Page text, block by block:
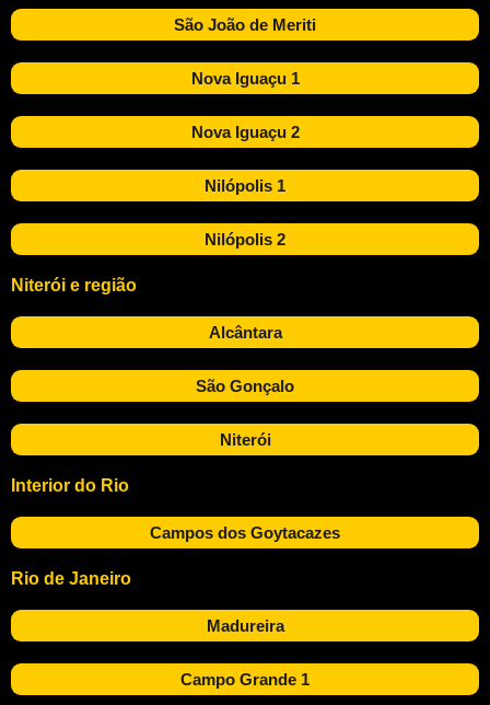
São João de Meriti
Nova Iguaçu 1
Nova Iguaçu 2
Nilópolis 1
Nilópolis 2
Niterói e região
Alcântara
São Gonçalo
Niterói
Interior do Rio
Campos dos Goytacazes
Rio de Janeiro
Madureira
Campo Grande 1